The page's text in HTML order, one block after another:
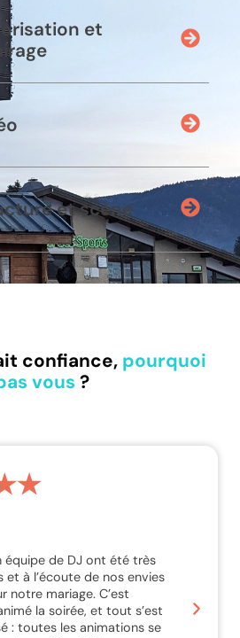
et
et scène
confiance, pourquoi
vous ?
équipe de DJ ont été très
et à l’écoute de nos envies
notre mariage. C’est
la soirée, et tout s’est
: toutes les animations se